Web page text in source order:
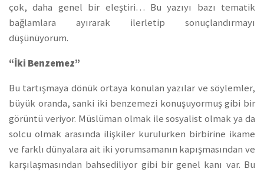
çok, daha genel bir eleştiri… Bu yazıyı bazı tematik
bağlamlara ayırarak ilerletip sonuçlandırmayı
düşünüyorum.
“İki Benzemez”
Bu tartışmaya dönük ortaya konulan yazılar ve söylemler,
büyük oranda, sanki iki benzemezi konuşuyormuş gibi bir
görüntü veriyor. Müslüman olmak ile sosyalist olmak ya da
solcu olmak arasında ilişkiler kurulurken birbirine ikame
ve farklı dünyalara ait iki yorumsamanın kapışmasından ve
karşılaşmasından bahsediliyor gibi bir genel kanı var. Bu